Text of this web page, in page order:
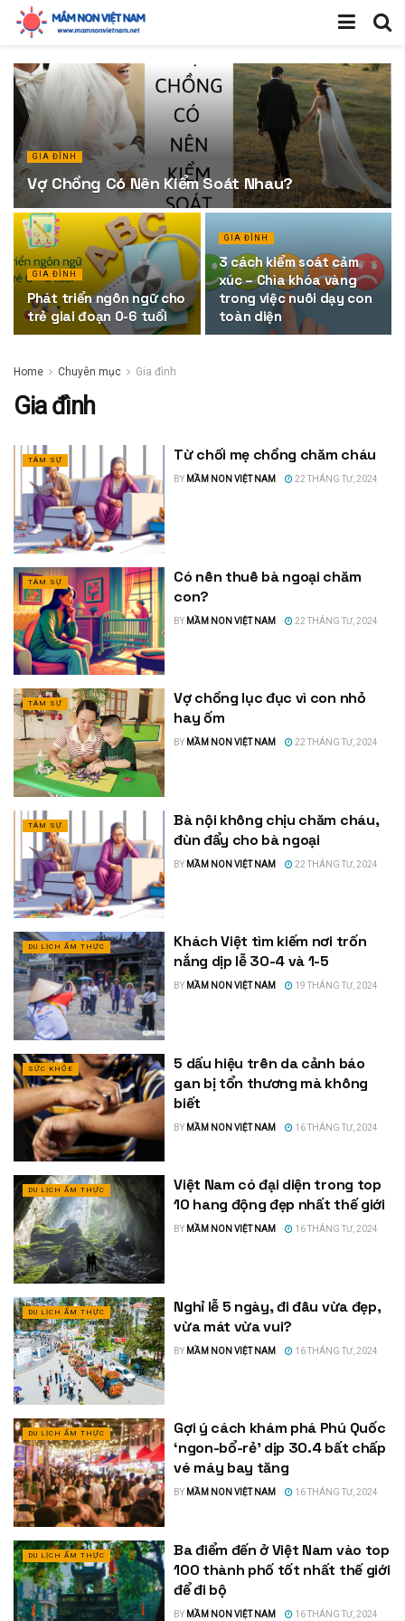
GIA ĐÌNH
Vợ Chồng Có Nên Kiểm Soát Nhau?
GIA ĐÌNH
Phát triển ngôn ngữ cho
trẻ giai đoạn 0-6 tuổi
GIA ĐÌNH
3 cách kiểm soát cảm
xúc – Chìa khóa vàng
trong việc nuôi dạy con
toàn diện
Home Chuyên mục Gia đình
Gia đình
TÂM SỰ Từ chối mẹ chồng chăm cháu
BY MẦM NON VIỆT NAM 22 THÁNG TƯ, 2024
TÂM SỰ
Có nên thuê bà ngoại chăm
con?
BY MẦM NON VIỆT NAM 22 THÁNG TƯ, 2024
TÂM SỰ
Vợ chồng lục đục vì con nhỏ
hay ốm
BY MẦM NON VIỆT NAM 22 THÁNG TƯ, 2024
TÂM SỰ
Bà nội không chịu chăm cháu,
đùn đẩy cho bà ngoại
BY MẦM NON VIỆT NAM 22 THÁNG TƯ, 2024
DU LỊCH ẨM THỰC
Khách Việt tìm kiếm nơi trốn
nắng dịp lễ 30-4 và 1-5
BY MẦM NON VIỆT NAM 19 THÁNG TƯ, 2024
SỨC KHỎE
5 dấu hiệu trên da cảnh báo
gan bị tổn thương mà không
biết
BY MẦM NON VIỆT NAM 16 THÁNG TƯ, 2024
DU LỊCH ẨM THỰC
Việt Nam có đại diện trong top
10 hang động đẹp nhất thế giới
BY MẦM NON VIỆT NAM 16 THÁNG TƯ, 2024
DU LỊCH ẨM THỰC
Nghỉ lễ 5 ngày, đi đâu vừa đẹp,
vừa mát vừa vui?
BY MẦM NON VIỆT NAM 16 THÁNG TƯ, 2024
DU LỊCH ẨM THỰC
Gợi ý cách khám phá Phú Quốc
‘ngon-bổ-rẻ’ dịp 30.4 bất chấp
vé máy bay tăng
BY MẦM NON VIỆT NAM 16 THÁNG TƯ, 2024
DU LỊCH ẨM THỰC
Ba điểm đến ở Việt Nam vào top
100 thành phố tốt nhất thế giới
để đi bộ
BY MẦM NON VIỆT NAM 16 THÁNG TƯ, 2024